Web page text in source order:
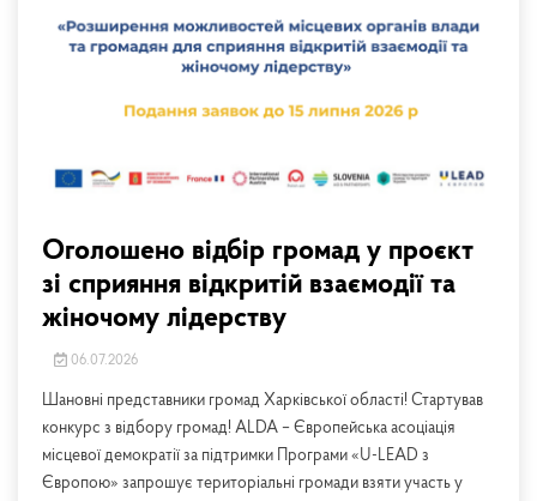
Оголошено відбір громад у проєкт
зі сприяння відкритій взаємодії та
жіночому лідерству
06.07.2026
Шановні представники громад Харківської області! Стартував
конкурс з відбору громад! ALDA – Європейська асоціація
місцевої демократії за підтримки Програми «U-LEAD з
Європою» запрошує територіальні громади взяти участь у